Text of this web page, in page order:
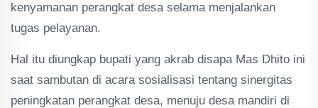
kenyamanan perangkat desa selama menjalankan
tugas pelayanan.
Hal itu diungkap bupati yang akrab disapa Mas Dhito ini
saat sambutan di acara sosialisasi tentang sinergitas
peningkatan perangkat desa, menuju desa mandiri di